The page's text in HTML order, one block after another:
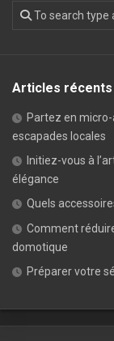
Articles récents
Partez en
escapades locales
Initiez-vous à
élégance
Quels
Comment
domotique
Préparer votre